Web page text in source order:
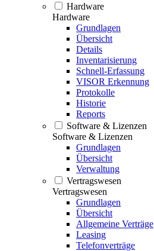
Hardware
Hardware
Grundlagen
Übersicht
Details
Inventarisierung
Schnell-Erfassung
VISOR Erkennung
Protokolle
Historie
Reports
Software & Lizenzen
Software & Lizenzen
Grundlagen
Übersicht
Verwaltung
Vertragswesen
Vertragswesen
Grundlagen
Übersicht
Allgemeine Verträge
Leasing
Telefonverträge